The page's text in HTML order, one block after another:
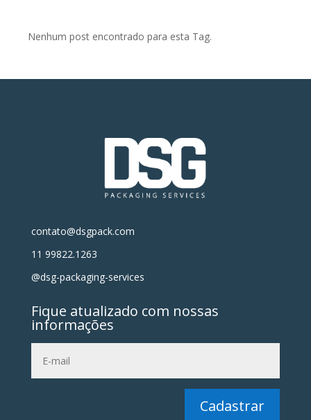
Nenhum post encontrado para esta Tag.
contato@dsgpack.com
11 99822.1263
@dsg-packaging-services
Fique atualizado com nossas
informações
Cadastrar